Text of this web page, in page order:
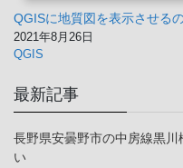
QGISに地質図を表示させる
2021年8月26日
QGIS
最新記事
長野県安曇野市の中房線黒
い